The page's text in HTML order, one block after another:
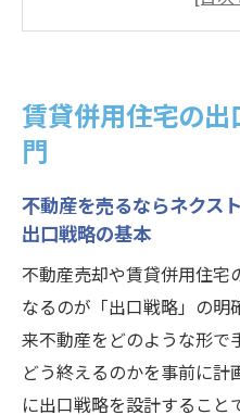
避するポイント
資金計画に必須
賃貸併用住宅売
意点
自宅を売る前に知る
不動産を売るな
社が教える3,000
賃貸併用住宅と
賃貸併用住宅の
門
不動産を売るならネクス
出口戦略の基本
不動産売却や賃貸併用住宅
なるのが「出口戦略」の明
来不動産をどのような形で
どう終えるのかを事前に
に出口戦略を設計すること